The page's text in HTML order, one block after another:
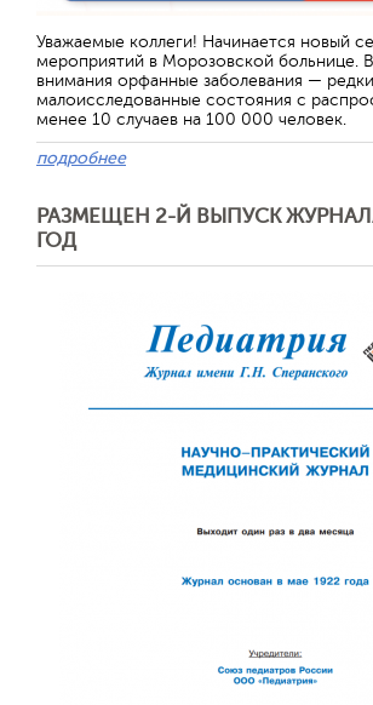
Уважаемые коллеги! Начинается новый
мероприятий в Морозовской больнице.
внимания орфанные заболевания —
малоисследованные состояния с
менее 10 случаев на 100 000 человек.
подробнее
РАЗМЕЩЕН 2-Й ВЫПУСК
ГОД